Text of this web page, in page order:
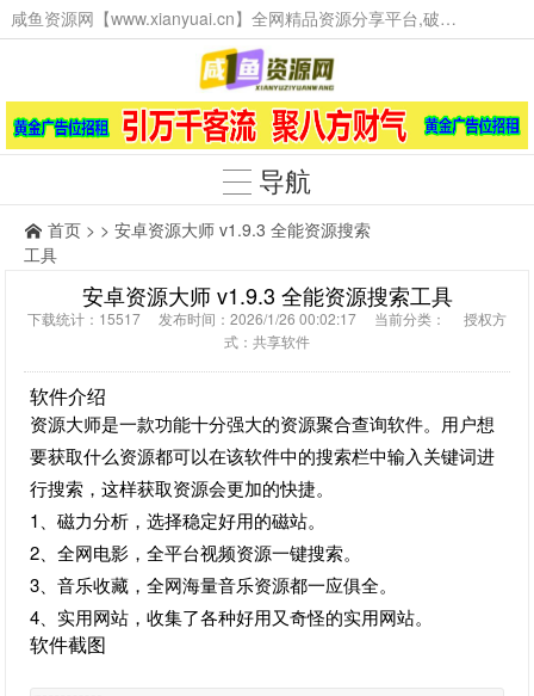
咸鱼资源网【www.xianyuai.cn】全网精品资源分享平台,破解软件,技术源码,火爆项目,工具辅助,这里无所不有。
导航
首页 > > 安卓资源大师 v1.9.3 全能资源搜索
工具
安卓资源大师 v1.9.3 全能资源搜索工具
下载统计：15517 发布时间：2026/1/26 00:02:17 当前分类： 授权方
式：共享软件
软件介绍
资源大师是一款功能十分强大的资源聚合查询软件。用户想
要获取什么资源都可以在该软件中的搜索栏中输入关键词进
行搜索，这样获取资源会更加的快捷。
1、磁力分析，选择稳定好用的磁站。
2、全网电影，全平台视频资源一键搜索。
3、音乐收藏，全网海量音乐资源都一应俱全。
4、实用网站，收集了各种好用又奇怪的实用网站。
软件截图